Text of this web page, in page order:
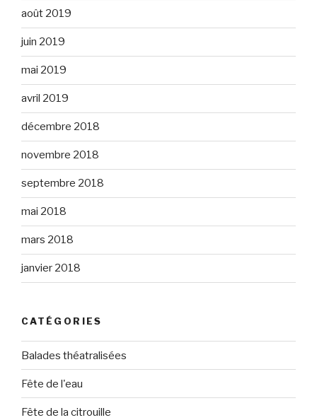
août 2019
juin 2019
mai 2019
avril 2019
décembre 2018
novembre 2018
septembre 2018
mai 2018
mars 2018
janvier 2018
CATÉGORIES
Balades théatralisées
Fête de l'eau
Fête de la citrouille